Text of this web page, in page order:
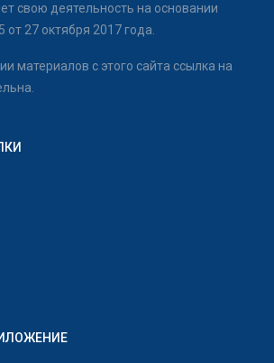
свою деятельность на основании
27 октября 2017 года.
материалов с этого сайта ссылка на